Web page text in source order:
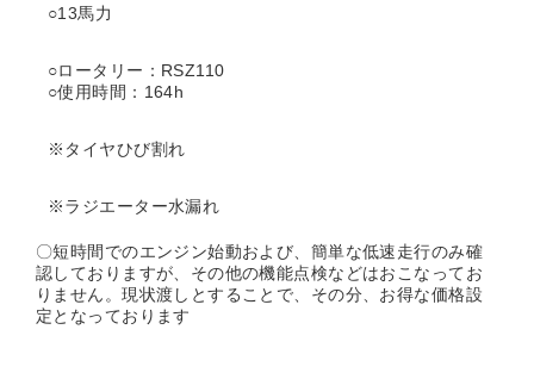
○13馬力
○ロータリー：RSZ110
○使用時間：164h
※タイヤひび割れ
※ラジエーター水漏れ
〇短時間でのエンジン始動および、簡単な低速走行のみ確
認しておりますが、その他の機能点検などはおこなってお
りません。現状渡しとすることで、その分、お得な価格設
定となっております